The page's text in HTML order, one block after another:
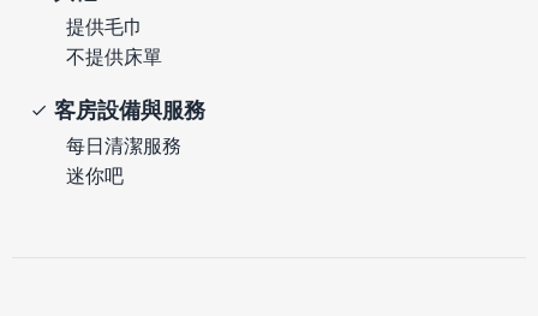
提供毛巾
不提供床單
客房設備與服務
每日清潔服務
迷你吧